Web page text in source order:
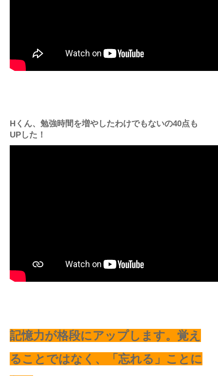
Hくん、勉強時間を増やしたわけでもないの40点も
UPした！
記憶力が格段にアップします。覚え
ることではなく、「忘れる」ことに